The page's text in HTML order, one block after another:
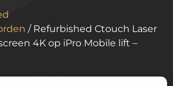
/ Refurbished Ctouch Laser
4K op iPro Mobile lift –